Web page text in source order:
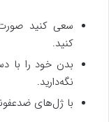
سعی کنید
کنید.
بدن خود را با
نگه‌دارید.
با ژل‌های